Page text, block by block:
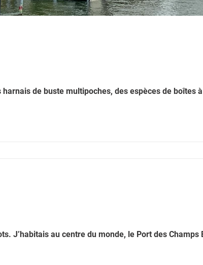
de buste multipoches, des espèces de boîtes à
J’habitais au centre du monde, le Port des Champs